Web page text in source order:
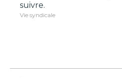
suivre.
Vie syndicale